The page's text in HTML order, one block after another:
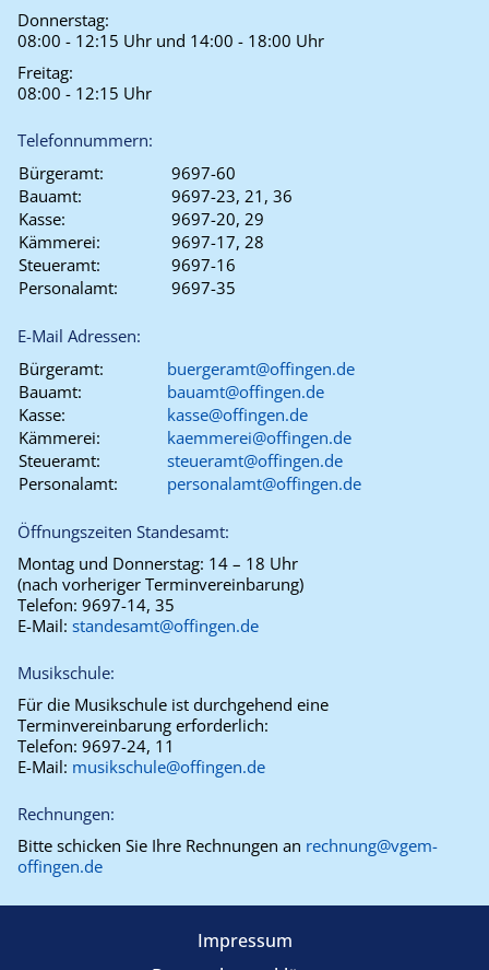
Donnerstag:
08:00 - 12:15 Uhr und 14:00 - 18:00 Uhr
Freitag:
08:00 - 12:15 Uhr
Telefonnummern:
Bürgeramt:
9697-60
Bauamt:
9697-23, 21, 36
Kasse:
9697-20, 29
Kämmerei:
9697-17, 28
Steueramt:
9697-16
Personalamt:
9697-35
E-Mail Adressen:
Bürgeramt:
buergeramt@offingen.de
Bauamt:
bauamt@offingen.de
Kasse:
kasse@offingen.de
Kämmerei:
kaemmerei@offingen.de
Steueramt:
steueramt@offingen.de
Personalamt:
personalamt@offingen.de
Öffnungszeiten Standesamt:
Montag und Donnerstag: 14 – 18 Uhr
(nach vorheriger Terminvereinbarung)
Telefon: 9697-14, 35
E-Mail: standesamt@offingen.de
Musikschule:
Für die Musikschule ist durchgehend eine
Terminvereinbarung erforderlich:
Telefon: 9697-24, 11
E-Mail: musikschule@offingen.de
Rechnungen:
Bitte schicken Sie Ihre Rechnungen an rechnung@vgem-
offingen.de
Impressum